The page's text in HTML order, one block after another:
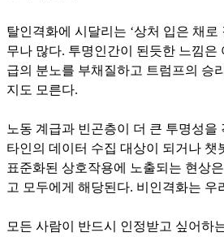
탈인격화에 시달리는 ‘상처 입은 채로
무나 많다. 투명인간이 된듯한 느낌은
급의 분노를 부채질하고 트럼프의 승
지도 모른다.
노동 계급과 빈곤층이 더 큰 투명성을
타인의 데이터 수집 대상이 되거나 챗
표준화된 상호작용에 노출되는 현상
고 모두에게 해당된다. 비인격화는 우
모든 사람이 반드시 인정받고 싶어하